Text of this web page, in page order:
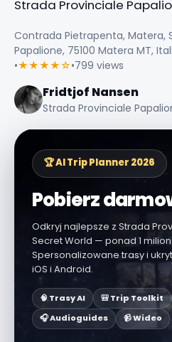
Strada Provinciale
Contrada Pietrapenta, Matera,
Papalione, 75100 Matera MT,
•★★★★☆•799 views
Fridtjof Nansen
Strada Provinciale
🏆 AI Trip Planner 2026
Pobierz
Odkryj najlepsze z Strada
Secret World — ponad 1
Spersonalizowane trasy i
iOS i Android.
🧠 Trasy AI 🎒 Trip Toolkit
🎧 Audioguides
📹 Wideo